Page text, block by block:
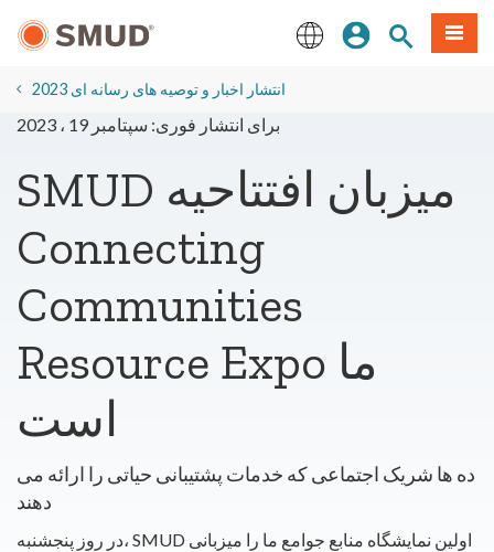
اصلی
ورودسایتمنو
2023 انتشار اخبار و توصیه های رسانه ای
برای انتشار فوری: سپتامبر 19 ، 2023
SMUD میزبان افتتاحیه
Connecting
Communities
Resource Expo ما
است
ده ها شریک اجتماعی که خدمات پشتیبانی حیاتی را ارائه می
دهند
در روز پنجشنبه، SMUD اولین نمایشگاه منابع جوامع ما را میزبانی